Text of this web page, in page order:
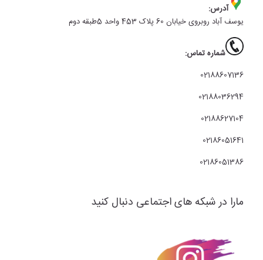
آدرس:
یوسف آباد روبروی خیابان 60 پلاک 453 واحد 5طبقه دوم
شماره تماس:
02188607136
02188036294
02188627104
02186051641
02186051386
مارا در شبکه های اجتماعی دنبال کنید